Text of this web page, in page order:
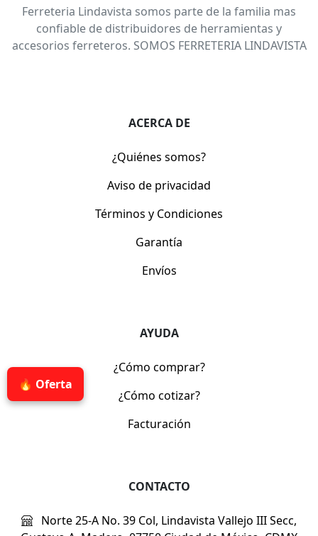
🔥 Oferta
Ferreteria Lindavista somos parte de la familia mas
confiable de distribuidores de herramientas y
accesorios ferreteros. SOMOS FERRETERIA LINDAVISTA
ACERCA DE
¿Quiénes somos?
Aviso de privacidad
Términos y Condiciones
Garantía
Envíos
AYUDA
¿Cómo comprar?
¿Cómo cotizar?
Facturación
CONTACTO
Norte 25-A No. 39 Col, Lindavista Vallejo III Secc,